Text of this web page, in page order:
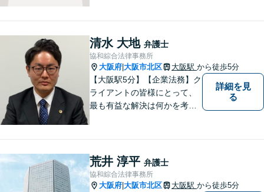
清水 大地 弁護士
協和綜合法律事務所
大阪府 大阪市北区 大阪駅 から徒歩5分
【大阪駅5分】【企業法務】ク
ライアントの皆様にとって、
最も有益な解決は何かを考え
からのアドバイスもできるよ
う日々精進してまいります。
詳細を見
る
荒井 淳平 弁護士
協和綜合法律事務所
大阪府 大阪市北区 大阪駅 から徒歩5分